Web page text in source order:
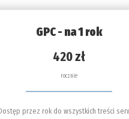
GPC - na 1 rok
420 zł
rocznie
przez rok do wszystkich treści